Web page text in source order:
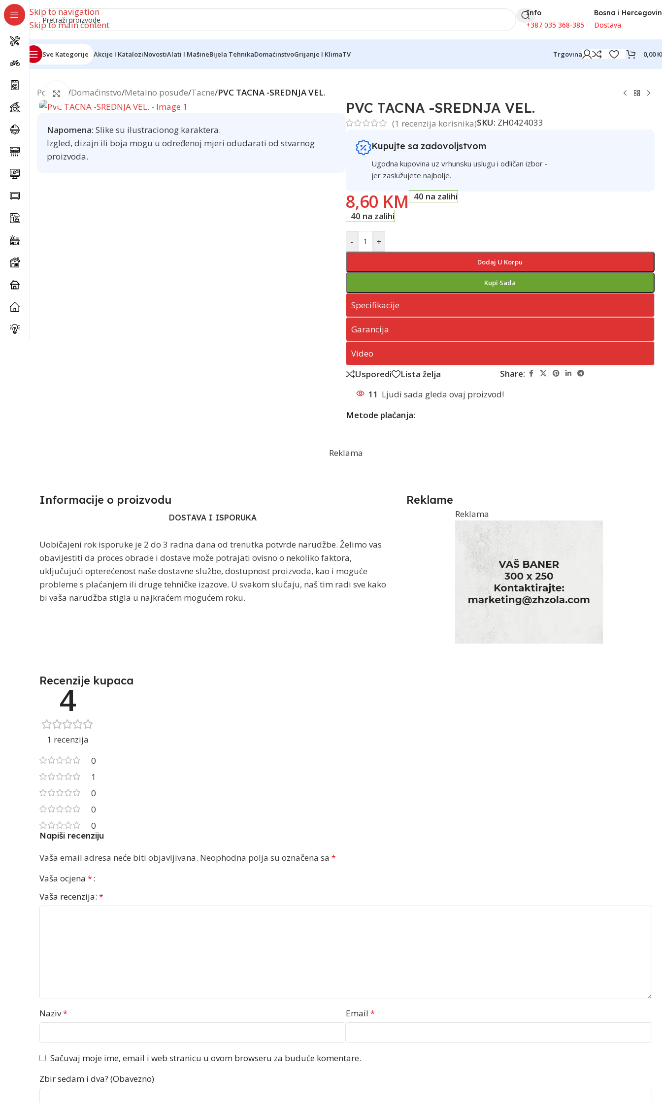
Skip to navigation
Skip to main content
Info
+387 035 368-385
Bosna i
Dostava
Sve Kategorije Akcije I KataloziNovostiAlati I MašineBijela TehnikaDomaćinstvoGrijanje I KlimaTV Trgovina 0,00
Početna /Domaćinstvo/Metalno posuđe/Tacne/PVC TACNA -SREDNJA VEL.
Click to enlarge
Napomena: Slike su ilustracionog karaktera.
Izgled, dizajn ili boja mogu u određenoj mjeri odudarati od stvarnog
proizvoda.
PVC TACNA -SREDNJA VEL.
(1 recenzija korisnika)SKU: ZH0424033
Kupujte sa zadovoljstvom
Ugodna kupovina uz vrhunsku uslugu i odličan izbor -
jer zaslužujete najbolje.
8,60 KM
40 na zalihi
40 na zalihi
- +
Dodaj U Korpu
Kupi Sada
Specifikacije
Garancija
Video
Usporedi
Lista želja
Share:
11 Ljudi sada gleda ovaj proizvod!
Metode plaćanja:
Reklama
Informacije o proizvodu​
DOSTAVA I ISPORUKA
Uobičajeni rok isporuke je 2 do 3 radna dana od trenutka potvrde narudžbe. Želimo vas
obavijestiti da proces obrade i dostave može potrajati ovisno o nekoliko faktora,
uključujući opterećenost naše dostavne službe, dostupnost proizvoda, kao i moguće
probleme s plaćanjem ili druge tehničke izazove. U svakom slučaju, naš tim radi sve kako
bi vaša narudžba stigla u najkraćem mogućem roku.
Reklame
Reklama
Recenzije kupaca
4
1 recenzija
0
1
0
0
0
Napiši recenziju
Vaša email adresa neće biti objavljivana. Neophodna polja su označena sa *
Vaša ocjena *
Vaša recenzija: *
Naziv* Email *
Sačuvaj moje ime, email i web stranicu u ovom browseru za buduće komentare.
Zbir sedam i dva? (Obavezno)